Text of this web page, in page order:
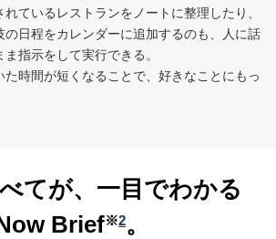
ているレストランをノートに整理したり、
の日程をカレンダーに追加するのも、人に話
指示をして実行できる。
た時間が短くなることで、好きなことにもっ
てが、 一目でわかる
Brief※2。